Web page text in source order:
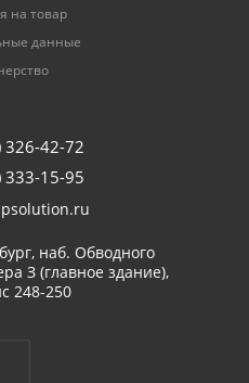
на товар
данные
326-42-72
333-15-95
наб. Обводного
З (главное здание),
248-250